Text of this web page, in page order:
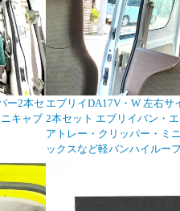
ー2本セ
キャブ
エブリイDA17V・W 左右
2本セット エブリイバン・
アトレー・クリッパー・ミ
ックスなど軽バンハイルー